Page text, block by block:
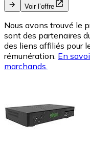
Voir l’offre
Nous avons trouvé le
sont des partenaires
des liens affiliés pour
rémunération. En
marchands.